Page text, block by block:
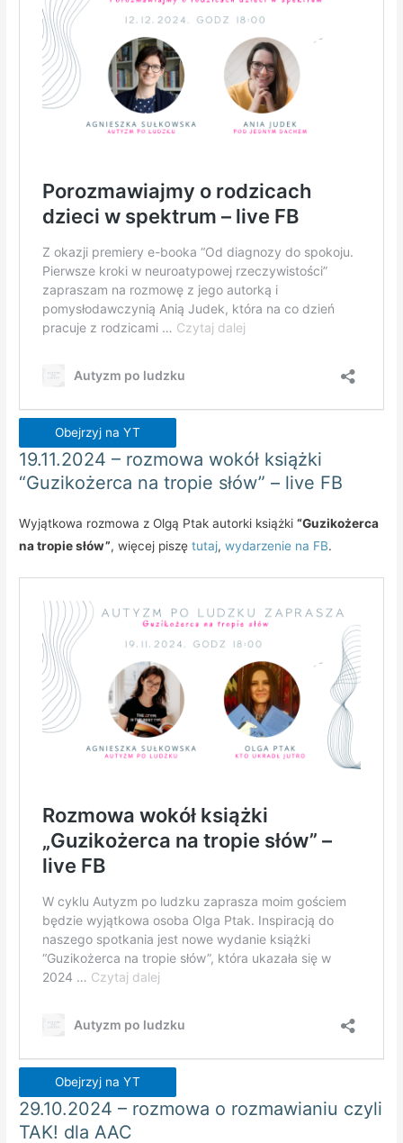
Obejrzyj na YT
19.11.2024 – rozmowa wokół książki
“Guzikożerca na tropie słów” – live FB
Wyjątkowa rozmowa z Olgą Ptak autorki książki“Guzikożerca
na tropie słów”, więcej piszętutaj,wydarzenie na FB.
Obejrzyj na YT
29.10.2024 – rozmowa o rozmawianiu czyli
TAK! dla AAC